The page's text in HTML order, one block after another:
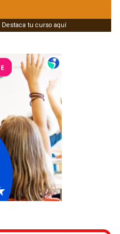
Destaca tu curso aquí